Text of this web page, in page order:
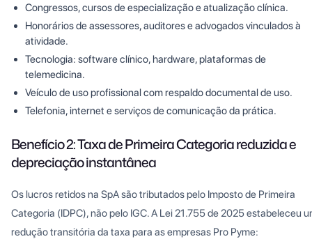
Congressos, cursos de especialização e atualização clínica.
Honorários de assessores, auditores e advogados vinculados à
atividade.
Tecnologia: software clínico, hardware, plataformas de
telemedicina.
Veículo de uso profissional com respaldo documental de uso.
Telefonia, internet e serviços de comunicação da prática.
Benefício 2: Taxa de Primeira Categoria reduzida e
depreciação instantânea
Os lucros retidos na SpA são tributados pelo Imposto de Primeira
Categoria (IDPC), não pelo IGC. A Lei 21.755 de 2025 estabeleceu
redução transitória da taxa para as empresas Pro Pyme: